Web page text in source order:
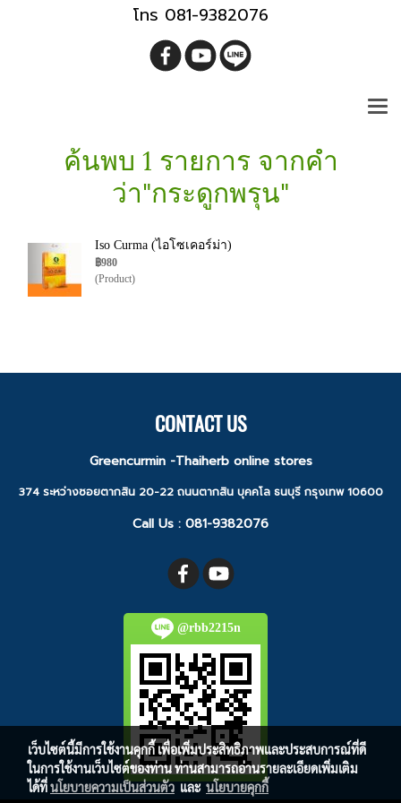
โทร 081-9382076
ค้นพบ 1 รายการ จากคำ
ว่า"กระดูกพรุน"
Iso Curma (ไอโซเคอร์ม่า)
฿980
(Product)
CONTACT US
Greencurmin -Thaiherb online stores
374 ระหว่างซอยตากสิน 20-22 ถนนตากสิน บุคคโล ธนบุรี กรุงเทพ 10600
Call Us : 081-9382076
@rbb2215n
เว็บไซต์นี้มีการใช้งานคุกกี้ เพื่อเพิ่มประสิทธิภาพและประสบการณ์ที่ดี
ในการใช้งานเว็บไซต์ของท่าน ท่านสามารถอ่านรายละเอียดเพิ่มเติม
ได้ที่นโยบายความเป็นส่วนตัวและนโยบายคุกกี้